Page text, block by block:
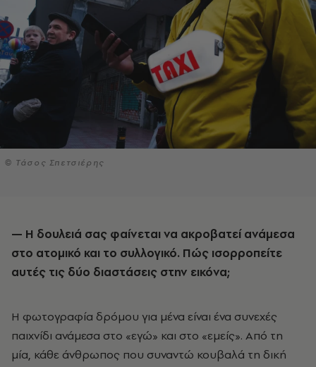
© Τάσος Σπετσιέρης
— Η δουλειά σας φαίνεται να ακροβατεί ανάμεσα
στο ατομικό και το συλλογικό. Πώς ισορροπείτε
αυτές τις δύο διαστάσεις στην εικόνα;
Η φωτογραφία δρόμου για μένα είναι ένα συνεχές
παιχνίδι ανάμεσα στο «εγώ» και στο «εμείς». Από τη
μία, κάθε άνθρωπος που συναντώ κουβαλά τη δική